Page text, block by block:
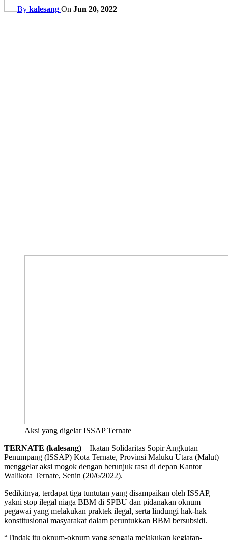
By kalesang On Jun 20, 2022
Aksi yang digelar ISSAP Ternate
TERNATE (kalesang) – Ikatan Solidaritas Sopir Angkutan
Penumpang (ISSAP) Kota Ternate, Provinsi Maluku Utara (Malut)
menggelar aksi mogok dengan berunjuk rasa di depan Kantor
Walikota Ternate, Senin (20/6/2022).
Sedikitnya, terdapat tiga tuntutan yang disampaikan oleh ISSAP,
yakni stop ilegal niaga BBM di SPBU dan pidanakan oknum
pegawai yang melakukan praktek ilegal, serta lindungi hak-hak
konstitusional masyarakat dalam peruntukkan BBM bersubsidi.
“Tindak itu oknum-oknum yang sengaja melakukan kegiatan-